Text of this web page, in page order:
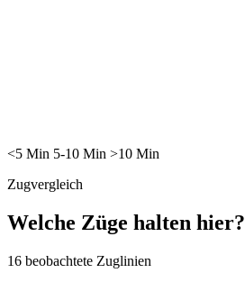
<5 Min 5-10 Min >10 Min
Zugvergleich
Welche Züge halten hier?
16 beobachtete Zuglinien